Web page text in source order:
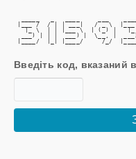
|___ /  / | | ___|   / _ \
|_ \  | | |___ \  | (_) |
___) | | |  ___) |  \__, |
|____/  |_| |____/     /_/
Введіть код, вказаний